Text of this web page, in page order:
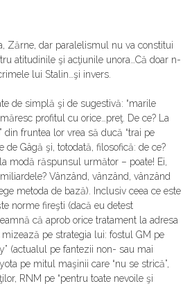
Zărne, dar paralelismul nu va constitui
atitudinile şi acţiunile unora…Că doar n-
lui Stalin…şi invers.
de simplă şi de sugestivă: “marile
profitul cu orice…preţ. De ce? La
din fruntea lor vrea să ducă “trai pe
de Gâgă şi, totodată, filosofică: de ce?
modă răspunsul următor – poate! Ei,
Vânzând, vânzând, vânzând
metoda de bază). Inclusiv ceea ce este
norme fireşti (dacă eu detest
că aprob orice tratament la adresa
mizează pe strategia lui: fostul GM pe
(actualul pe fantezii non- sau mai
pe mitul maşinii care “nu se strică”,
RNM pe “pentru toate nevoile şi